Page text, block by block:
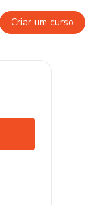
Criar um curso